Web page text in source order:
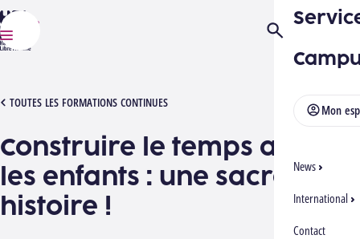
HELMo
Mon
News
International
Contact
Ouvrir/Fermer
TOUTES LES FORMATIONS CONTINUES
[1042605][2702] CONSTRUIRE LE TEMPS
Construire le temps avec
les enfants : une sacrée
histoire !